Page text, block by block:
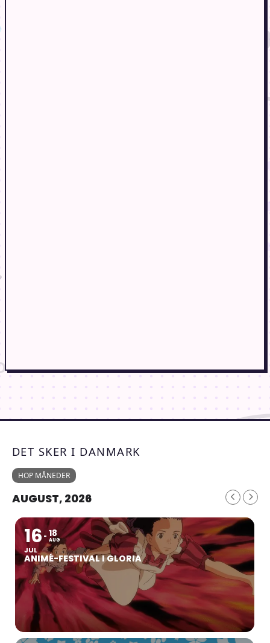
DET SKER I DANMARK
HOP MÅNEDER
AUGUST, 2026
16
JUL
18
AUG
ANIMÉ-FESTIVAL I GLORIA